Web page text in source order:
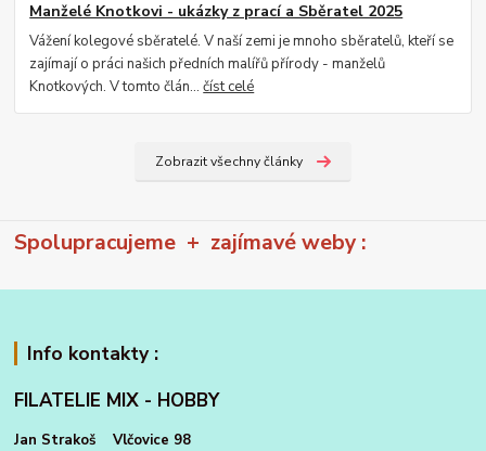
Manželé Knotkovi - ukázky z prací a Sběratel 2025
Vážení kolegové sběratelé. V naší zemi je mnoho sběratelů, kteří se
zajímají o práci našich předních malířů přírody - manželů
Knotkových. V tomto člán...číst celé
Zobrazit všechny články
Spolupracujeme + zajímavé weby :
Info kontakty :
FILATELIE MIX - HOBBY
Jan Strakoš Vlčovice 98